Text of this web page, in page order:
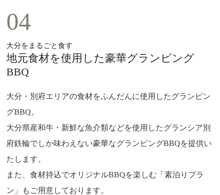
04
大分をまるごと食す
地元食材を使用した豪華グランピング
BBQ
大分・別府エリアの食材をふんだんに使用したグランピン
グBBQ。
大分県産和牛・新鮮な魚介類などを使用したグランシア別
府鉄輪でしか味わえない豪華なグランピングBBQを提供い
たします。
また、食材持込でオリジナルBBQを楽しむ「素泊りプラ
ン」もご用意しております。